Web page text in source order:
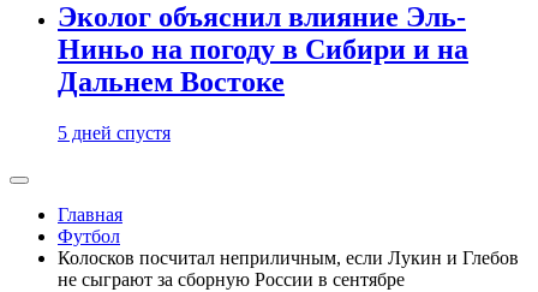
Эколог объяснил влияние Эль-
Ниньо на погоду в Сибири и на
Дальнем Востоке
5 дней спустя
Главная
Футбол
Колосков посчитал неприличным, если Лукин и Глебов
не сыграют за сборную России в сентябре